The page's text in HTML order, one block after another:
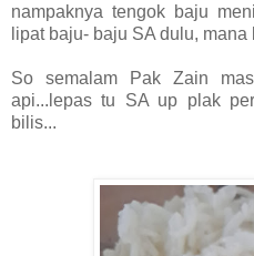
nampaknya tengok baju
lipat baju- baju SA dulu,
So semalam Pak Zain
api...lepas tu SA up plak
bilis...